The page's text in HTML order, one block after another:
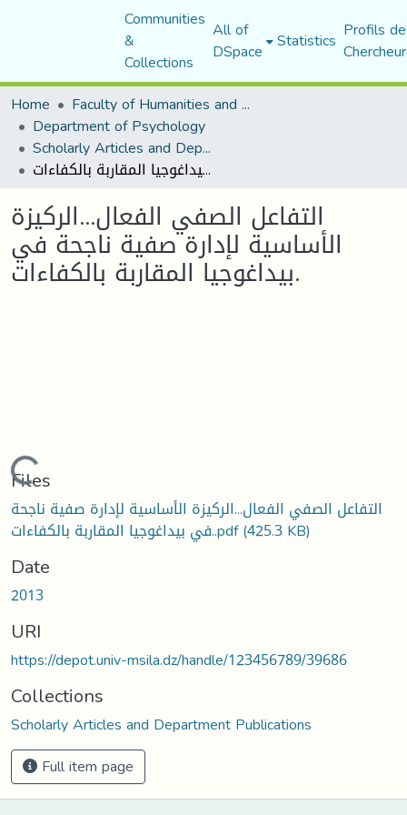
Communities
&
Collections
All of
DSpace Statistics Profils
Home
Faculty of Humanities and Social Sciences
Department of Psychology
Scholarly Articles and Department Publications
التفاعل الصفي الفعال...الركيزة الأساسية لإدارة صفية ناجحة في بيداغوجيا المقاربة بالكفاءات.
التفاعل الصفي الفعال...الركيزة
الأساسية لإدارة صفية ناجحة في
بيداغوجيا المقاربة بالكفاءات.
Loading...
Files
التفاعل الصفي الفعال...الركيزة الأساسية لإدارة صفية ناجحة
في بيداغوجيا المقاربة بالكفاءات..pdf(425.3 KB)
Date
2013
URI
https://depot.univ-msila.dz/handle/123456789/39686
Collections
Scholarly Articles and Department Publications
Full item page